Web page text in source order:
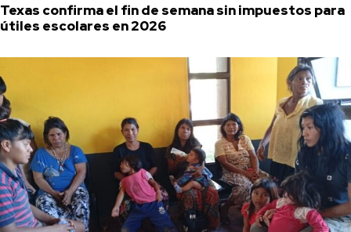
Texas confirma el fin de semana sin impuestos para
útiles escolares en 2026